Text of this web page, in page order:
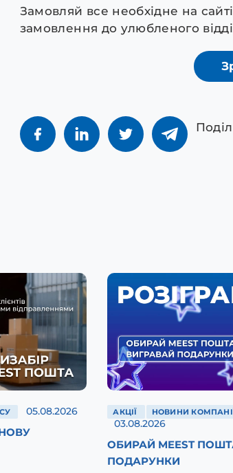
Замовляй все необхідне на
замовлення до улюбленого
05.08.2026 АКЦІЇ НОВИНИ
03.08.2026
ОБИРАЙ MEEST
ПОДАРУНКИ